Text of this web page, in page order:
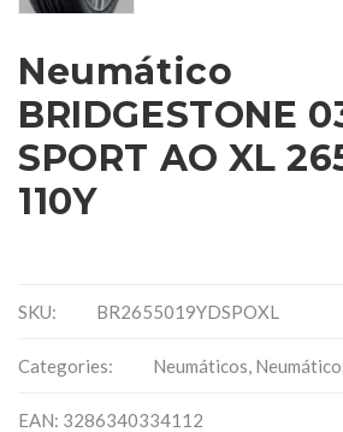
Neumático
BRIDGESTONE
SPORT AO XL
110Y
SKU: BR2655019YDSPOXL
Categories: Neumáticos,
EAN: 3286340334112